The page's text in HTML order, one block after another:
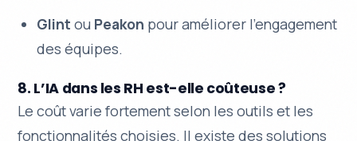
Glint ou Peakon pour améliorer l’engagement
des équipes.
8. L’IA dans les RH est-elle coûteuse ?
Le coût varie fortement selon les outils et les
fonctionnalités choisies. Il existe des solutions